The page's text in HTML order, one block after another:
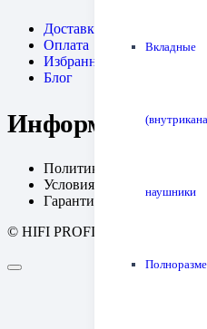
Вкладные
наушники
Доставка
Оплата
Избранное
Блог
Информация
Политика
Условия возрата
Гарантия
© HIFI PROFI. Дизайн: